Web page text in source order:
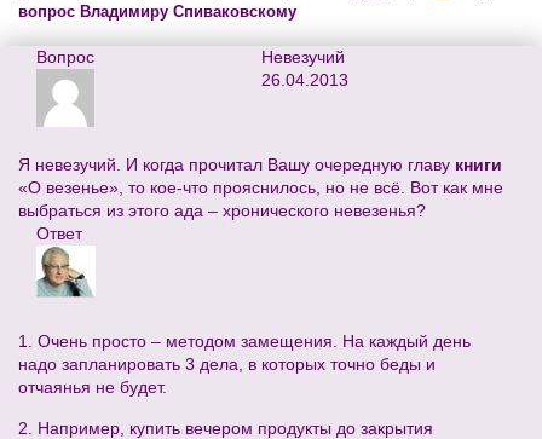
вопрос Владимиру Спиваковскому
Вопрос
Невезучий
26.04.2013
Я невезучий. И когда прочитал Вашу очередную главу книги
«О везенье», то кое-что прояснилось, но не всё. Вот как мне
выбраться из этого ада – хронического невезенья?
Ответ
1. Очень просто – методом замещения. На каждый день
надо запланировать 3 дела, в которых точно беды и
отчаянья не будет.
2. Например, купить вечером продукты до закрытия